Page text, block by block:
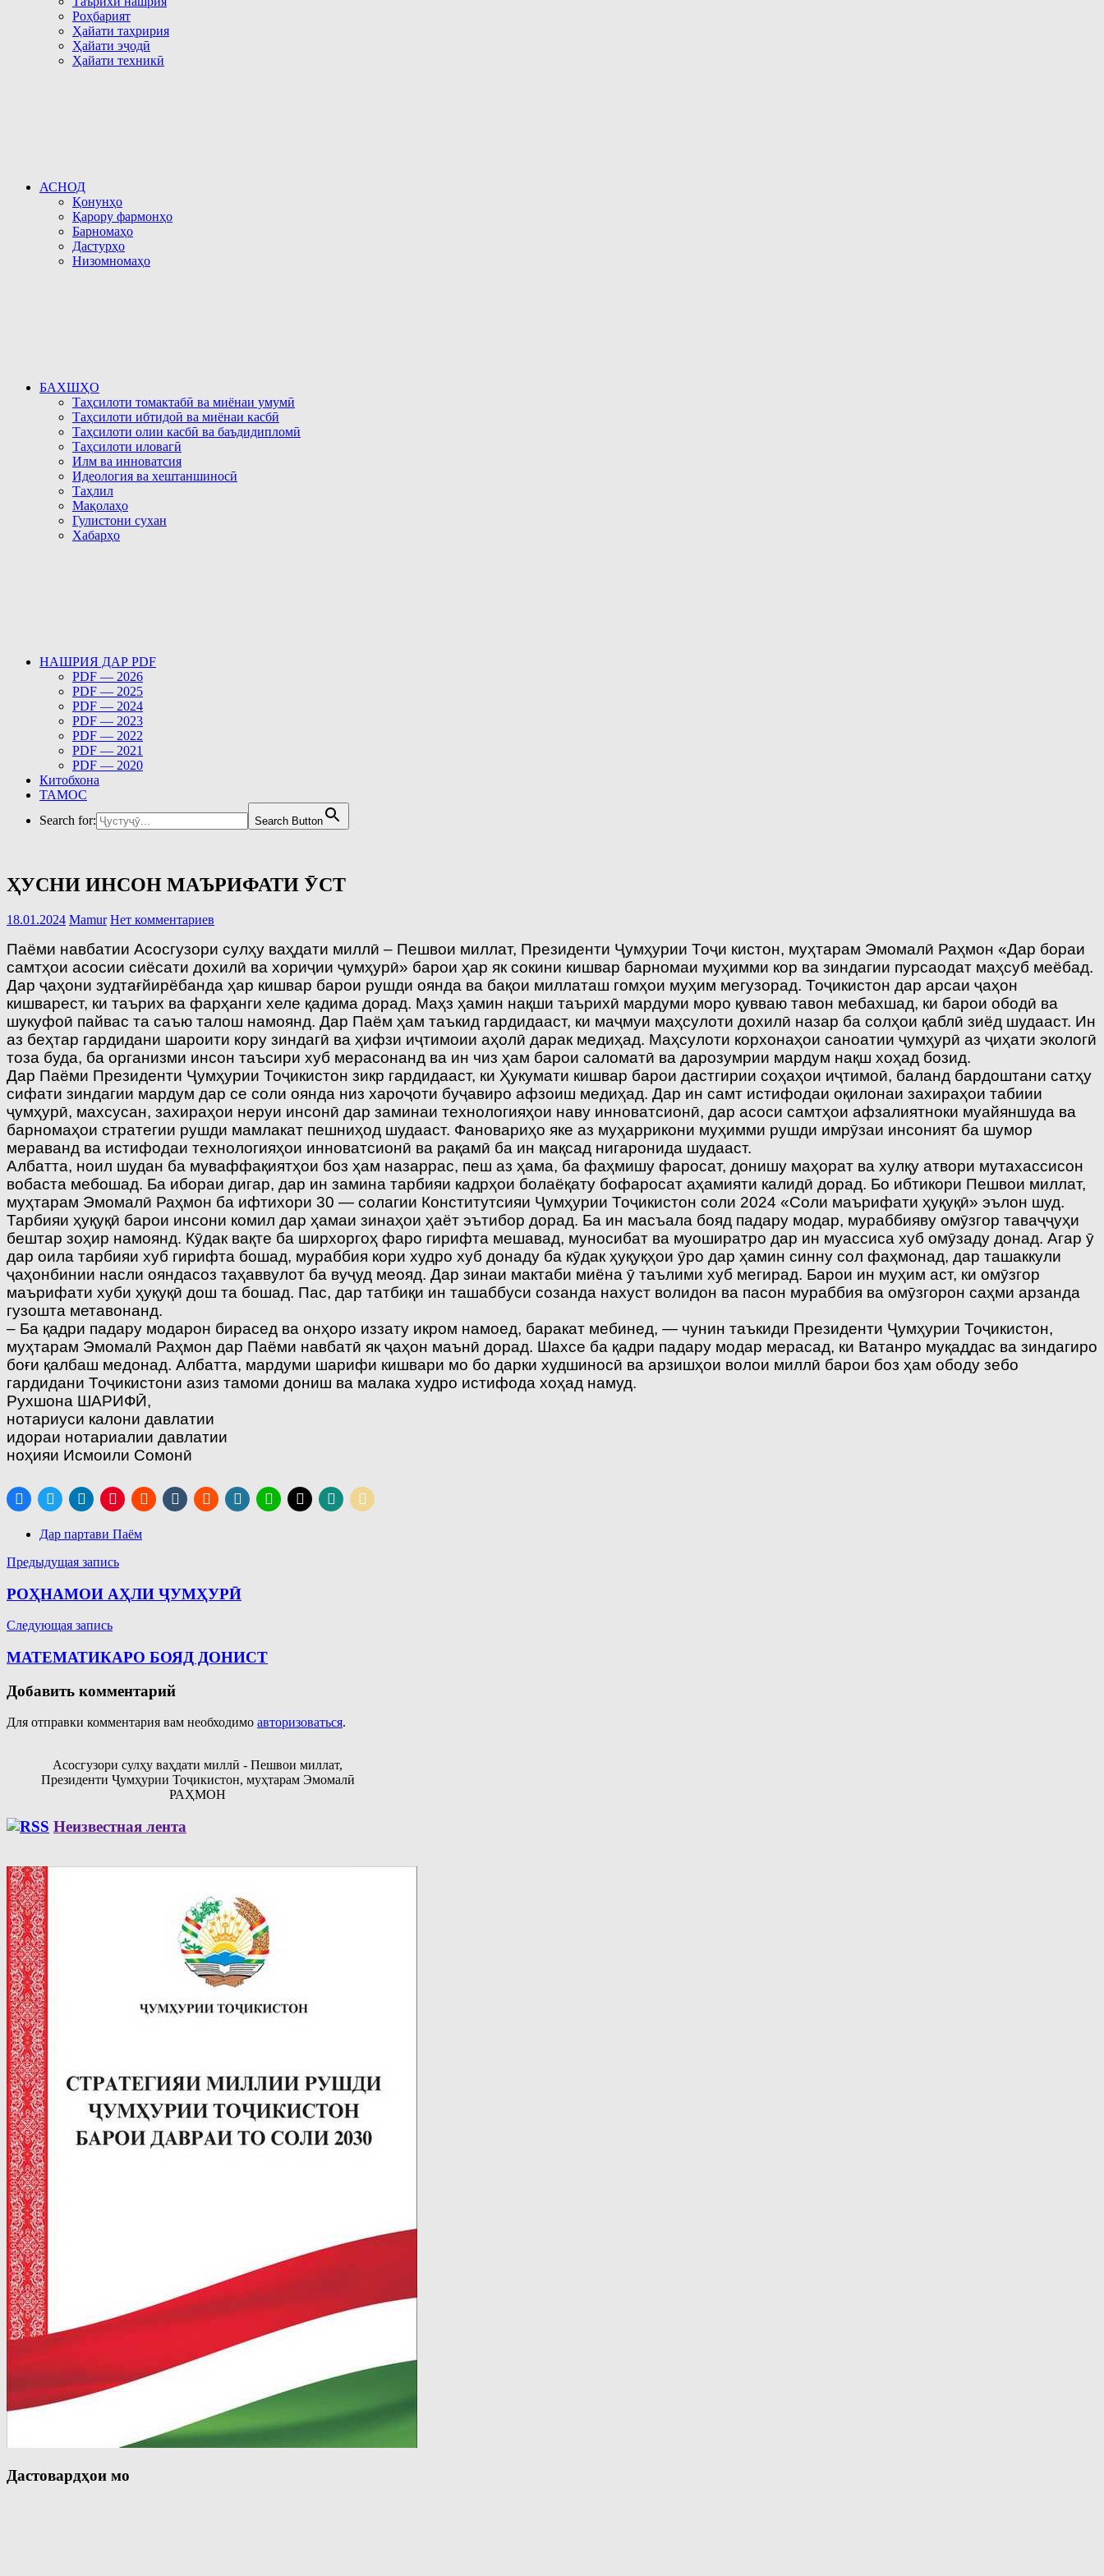
Роҳбарият
Ҳайати таҳририя
Ҳайати эҷодӣ
Ҳайати техникӣ
АСНОД
Қонунҳо
Қарору фармонҳо
Барномаҳо
Дастурҳо
Низомномаҳо
БАХШҲО
Таҳсилоти томактабӣ ва миёнаи умумӣ
Таҳсилоти ибтидоӣ ва миёнаи касбӣ
Таҳсилоти олии касбӣ ва баъдидипломӣ
Таҳсилоти иловагӣ
Илм ва инноватсия
Идеология ва хештаншиносӣ
Таҳлил
Мақолаҳо
Гулистони сухан
Хабарҳо
НАШРИЯ ДАР PDF
PDF — 2026
PDF — 2025
PDF — 2024
PDF — 2023
PDF — 2022
PDF — 2021
PDF — 2020
Китобхона
ТАМОС
Search for:
Search Button
ҲУСНИ ИНСОН МАЪРИФАТИ ӮСТ
18.01.2024 Mamur Нет комментариев
Паёми навбатии Асосгузори сулҳу ваҳдати миллӣ – Пешвои миллат, Президенти Ҷумҳурии Тоҷи кистон, муҳтарам Эмомалӣ Раҳмон «Дар бораи
самтҳои асосии сиёсати дохилӣ ва хориҷии ҷумҳурӣ» барои ҳар як сокини кишвар барномаи муҳимми кор ва зиндагии пурсаодат маҳсуб меёбад.
Дар ҷаҳони зудтағйирёбанда ҳар кишвар барои рушди оянда ва бақои миллаташ гомҳои муҳим мегузорад. Тоҷикистон дар арсаи ҷаҳон
кишварест, ки таърих ва фарҳанги хеле қадима дорад. Маҳз ҳамин нақши таърихӣ мардуми моро қувваю тавон мебахшад, ки барои ободӣ ва
шукуфоӣ пайвас та саъю талош намоянд. Дар Паём ҳам таъкид гардидааст, ки маҷмуи маҳсулоти дохилӣ назар ба солҳои қаблӣ зиёд шудааст. Ин
аз беҳтар гардидани шароити кору зиндагӣ ва ҳифзи иҷтимоии аҳолӣ дарак медиҳад. Маҳсулоти корхонаҳои саноатии ҷумҳурӣ аз ҷиҳати экологӣ
тоза буда, ба организми инсон таъсири хуб мерасонанд ва ин чиз ҳам барои саломатӣ ва дарозумрии мардум нақш хоҳад бозид.
Дар Паёми Президенти Ҷумҳурии Тоҷикистон зикр гардидааст, ки Ҳукумати кишвар барои дастгирии соҳаҳои иҷтимоӣ, баланд бардоштани сатҳу
сифати зиндагии мардум дар се соли оянда низ хароҷоти буҷавиро афзоиш медиҳад. Дар ин самт истифодаи оқилонаи захираҳои табиии
ҷумҳурӣ, махсусан, захираҳои неруи инсонӣ дар заминаи технологияҳои наву инноватсионӣ, дар асоси самтҳои афзалиятноки муайяншуда ва
барномаҳои стратегии рушди мамлакат пешниҳод шудааст. Фановариҳо яке аз муҳаррикони муҳимми рушди имрӯзаи инсоният ба шумор
мераванд ва истифодаи технологияҳои инноватсионӣ ва рақамӣ ба ин мақсад нигаронида шудааст.
Албатта, ноил шудан ба муваффақиятҳои боз ҳам назаррас, пеш аз ҳама, ба фаҳмишу фаросат, донишу маҳорат ва хулқу атвори мутахассисон
вобаста мебошад. Ба ибораи дигар, дар ин замина тарбияи кадрҳои болаёқату бофаросат аҳамияти калидӣ дорад. Бо ибтикори Пешвои миллат,
муҳтарам Эмомалӣ Раҳмон ба ифтихори 30 — солагии Конститутсияи Ҷумҳурии Тоҷикистон соли 2024 «Соли маърифати ҳуқуқӣ» эълон шуд.
Тарбияи ҳуқуқӣ барои инсони комил дар ҳамаи зинаҳои ҳаёт эътибор дорад. Ба ин масъала бояд падару модар, мураббияву омӯзгор таваҷҷуҳи
бештар зоҳир намоянд. Кӯдак вақте ба ширхоргоҳ фаро гирифта мешавад, муносибат ва муоширатро дар ин муассиса хуб омӯзаду донад. Агар ӯ
дар оила тарбияи хуб гирифта бошад, мураббия кори худро хуб донаду ба кӯдак ҳуқуқҳои ӯро дар ҳамин синну сол фаҳмонад, дар ташаккули
ҷаҳонбинии насли ояндасоз таҳаввулот ба вуҷуд меояд. Дар зинаи мактаби миёна ӯ таълими хуб мегирад. Барои ин муҳим аст, ки омӯзгор
маърифати хуби ҳуқуқӣ дош та бошад. Пас, дар татбиқи ин ташаббуси созанда нахуст волидон ва пасон мураббия ва омӯзгорон саҳми арзанда
гузошта метавонанд.
– Ба қадри падару модарон бирасед ва онҳоро иззату икром намоед, баракат мебинед, — чунин таъкиди Президенти Ҷумҳурии Тоҷикистон,
муҳтарам Эмомалӣ Раҳмон дар Паёми навбатӣ як ҷаҳон маънӣ дорад. Шахсе ба қадри падару модар мерасад, ки Ватанро муқаддас ва зиндагиро
боғи қалбаш медонад. Албатта, мардуми шарифи кишвари мо бо дарки худшиносӣ ва арзишҳои волои миллӣ барои боз ҳам ободу зебо
гардидани Тоҷикистони азиз тамоми дониш ва малака худро истифода хоҳад намуд.
Рухшона ШАРИФӢ,
нотариуси калони давлатии
идораи нотариалии давлатии
ноҳияи Исмоили Сомонӣ
Дар партави Паём
Навигация
по
записям
Предыдущая запись
РОҲНАМОИ АҲЛИ ҶУМҲУРӢ
Следующая запись
МАТЕМАТИКАРО БОЯД ДОНИСТ
Добавить комментарий
Для отправки комментария вам необходимо авторизоваться.
Асосгузори сулҳу ваҳдати миллӣ - Пешвои миллат,
Президенти Ҷумҳурии Тоҷикистон, муҳтарам Эмомалӣ
РАҲМОН
Неизвестная лента
Дастовардҳои мо